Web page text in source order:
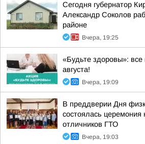
Сегодня губернатор
Александр Соколов
районе
Вчера, 19:25
«Будьте здоровы»:
августа!
Вчера, 19:09
В преддверии Дня
состоялась церемония
отличников ГТО
Вчера, 19:03